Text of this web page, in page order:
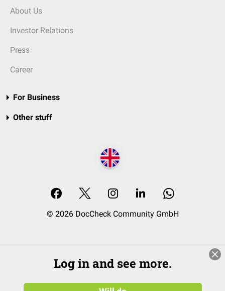
About Us
Investor Relations
Press
Career
For Business
Other stuff
© 2026 DocCheck Community GmbH
Log in and see more.